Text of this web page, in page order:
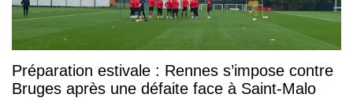
Préparation estivale : Rennes s’impose contre
Bruges après une défaite face à Saint-Malo